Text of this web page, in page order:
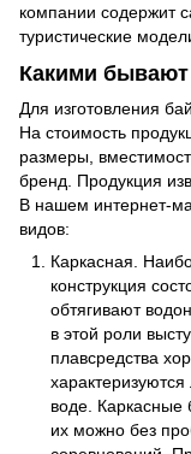
компании содержит
туристические
Какими бывают
Для изготовления
На стоимость
размеры,
бренд. Продукция
В нашем интернет-
видов:
Каркасная.
конструкция
обтягивают
в этой роли
плавсредства
воде. Каркасные
их можно без